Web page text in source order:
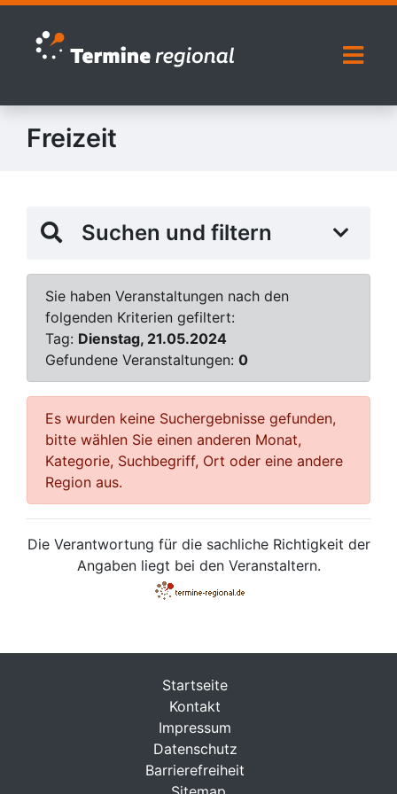
Zur Navigation springen
Zum Inhalt springen
Freizeit
Suchen und filtern
Sie haben Veranstaltungen nach den
folgenden Kriterien gefiltert:
Tag: Dienstag, 21.05.2024
Gefundene Veranstaltungen: 0
Es wurden keine Suchergebnisse gefunden,
bitte wählen Sie einen anderen Monat,
Kategorie, Suchbegriff, Ort oder eine andere
Region aus.
Die Verantwortung für die sachliche Richtigkeit der
Angaben liegt bei den Veranstaltern.
Startseite
Kontakt
Impressum
Datenschutz
Barrierefreiheit